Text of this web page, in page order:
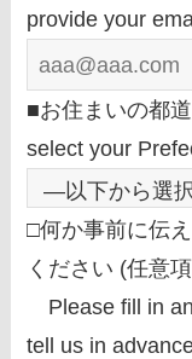
provide your
■お住まいの都
select your
□何か事前に伝
ください (任意
Please fill in
tell us in